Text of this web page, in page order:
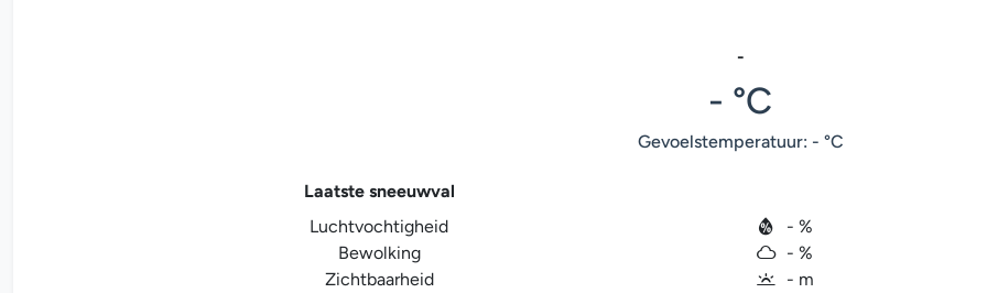
-
- °C
Gevoelstemperatuur: - °C
Laatste sneeuwval
Luchtvochtigheid
- %
Bewolking
- %
Zichtbaarheid
- m